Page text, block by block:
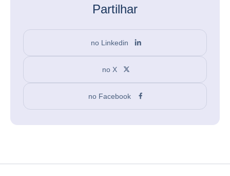
Partilhar
no Linkedin
no X
no Facebook